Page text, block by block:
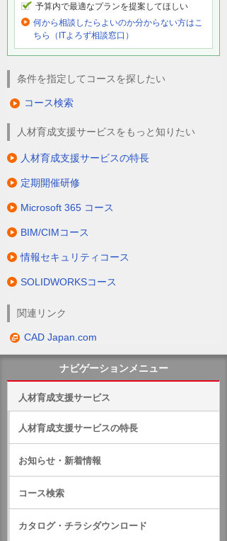
予算内で最適なプランを提案してほしい
何から相談したらよいのか分からない方はこ
ちら（ITよろず相談窓口）
条件を指定してコースを探したい
コース検索
人材育成支援サービスをもっと知りたい
人材育成支援サービスの特長
定期開催研修
Microsoft 365 コース
BIM/CIMコース
情報セキュリティコース
SOLIDWORKSコース
関連リンク
CAD Japan.com
ナビゲーションメニュー
人材育成支援サービス
人材育成支援サービスの特長
お知らせ・新着情報
コース検索
カタログ・チラシダウンロード